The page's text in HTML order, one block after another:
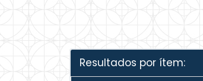
Resultados por ítem: